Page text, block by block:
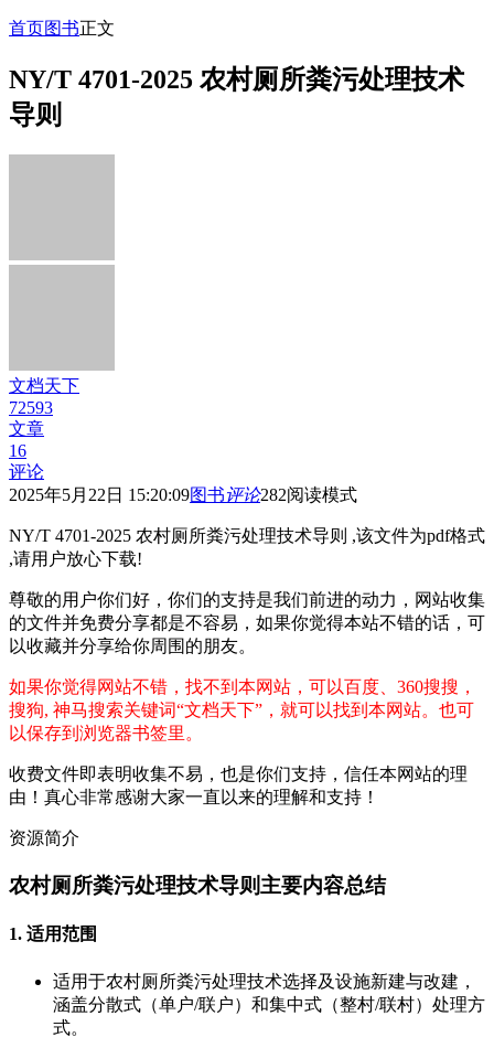
首页图书正文
NY/T 4701-2025 农村厕所粪污处理技术
导则
文档天下
72593
文章
16
评论
2025年5月22日 15:20:09图书评论282阅读模式
NY/T 4701-2025 农村厕所粪污处理技术导则 ,该文件为pdf格式
,请用户放心下载!
尊敬的用户你们好，你们的支持是我们前进的动力，网站收集
的文件并免费分享都是不容易，如果你觉得本站不错的话，可
以收藏并分享给你周围的朋友。
如果你觉得网站不错，找不到本网站，可以百度、360搜搜，
搜狗, 神马搜索关键词“文档天下”，就可以找到本网站。也可
以保存到浏览器书签里。
收费文件即表明收集不易，也是你们支持，信任本网站的理
由！真心非常感谢大家一直以来的理解和支持！
资源简介
农村厕所粪污处理技术导则主要内容总结
1. ​ 适用范围
适用于农村厕所粪污处理技术选择及设施新建与改建，
涵盖分散式（单户/联户）和集中式（整村/联村）处理方
式。